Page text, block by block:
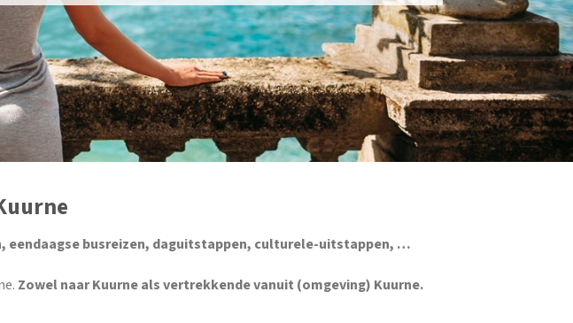
eendaagse busreizen, daguitstappen, culturele-uitstappen, …
Zowel naar Kuurne als vertrekkende vanuit (omgeving) Kuurne.